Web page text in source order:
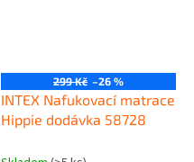
299 Kč –26 %
INTEX Nafukovací matrace
Hippie dodávka 58728